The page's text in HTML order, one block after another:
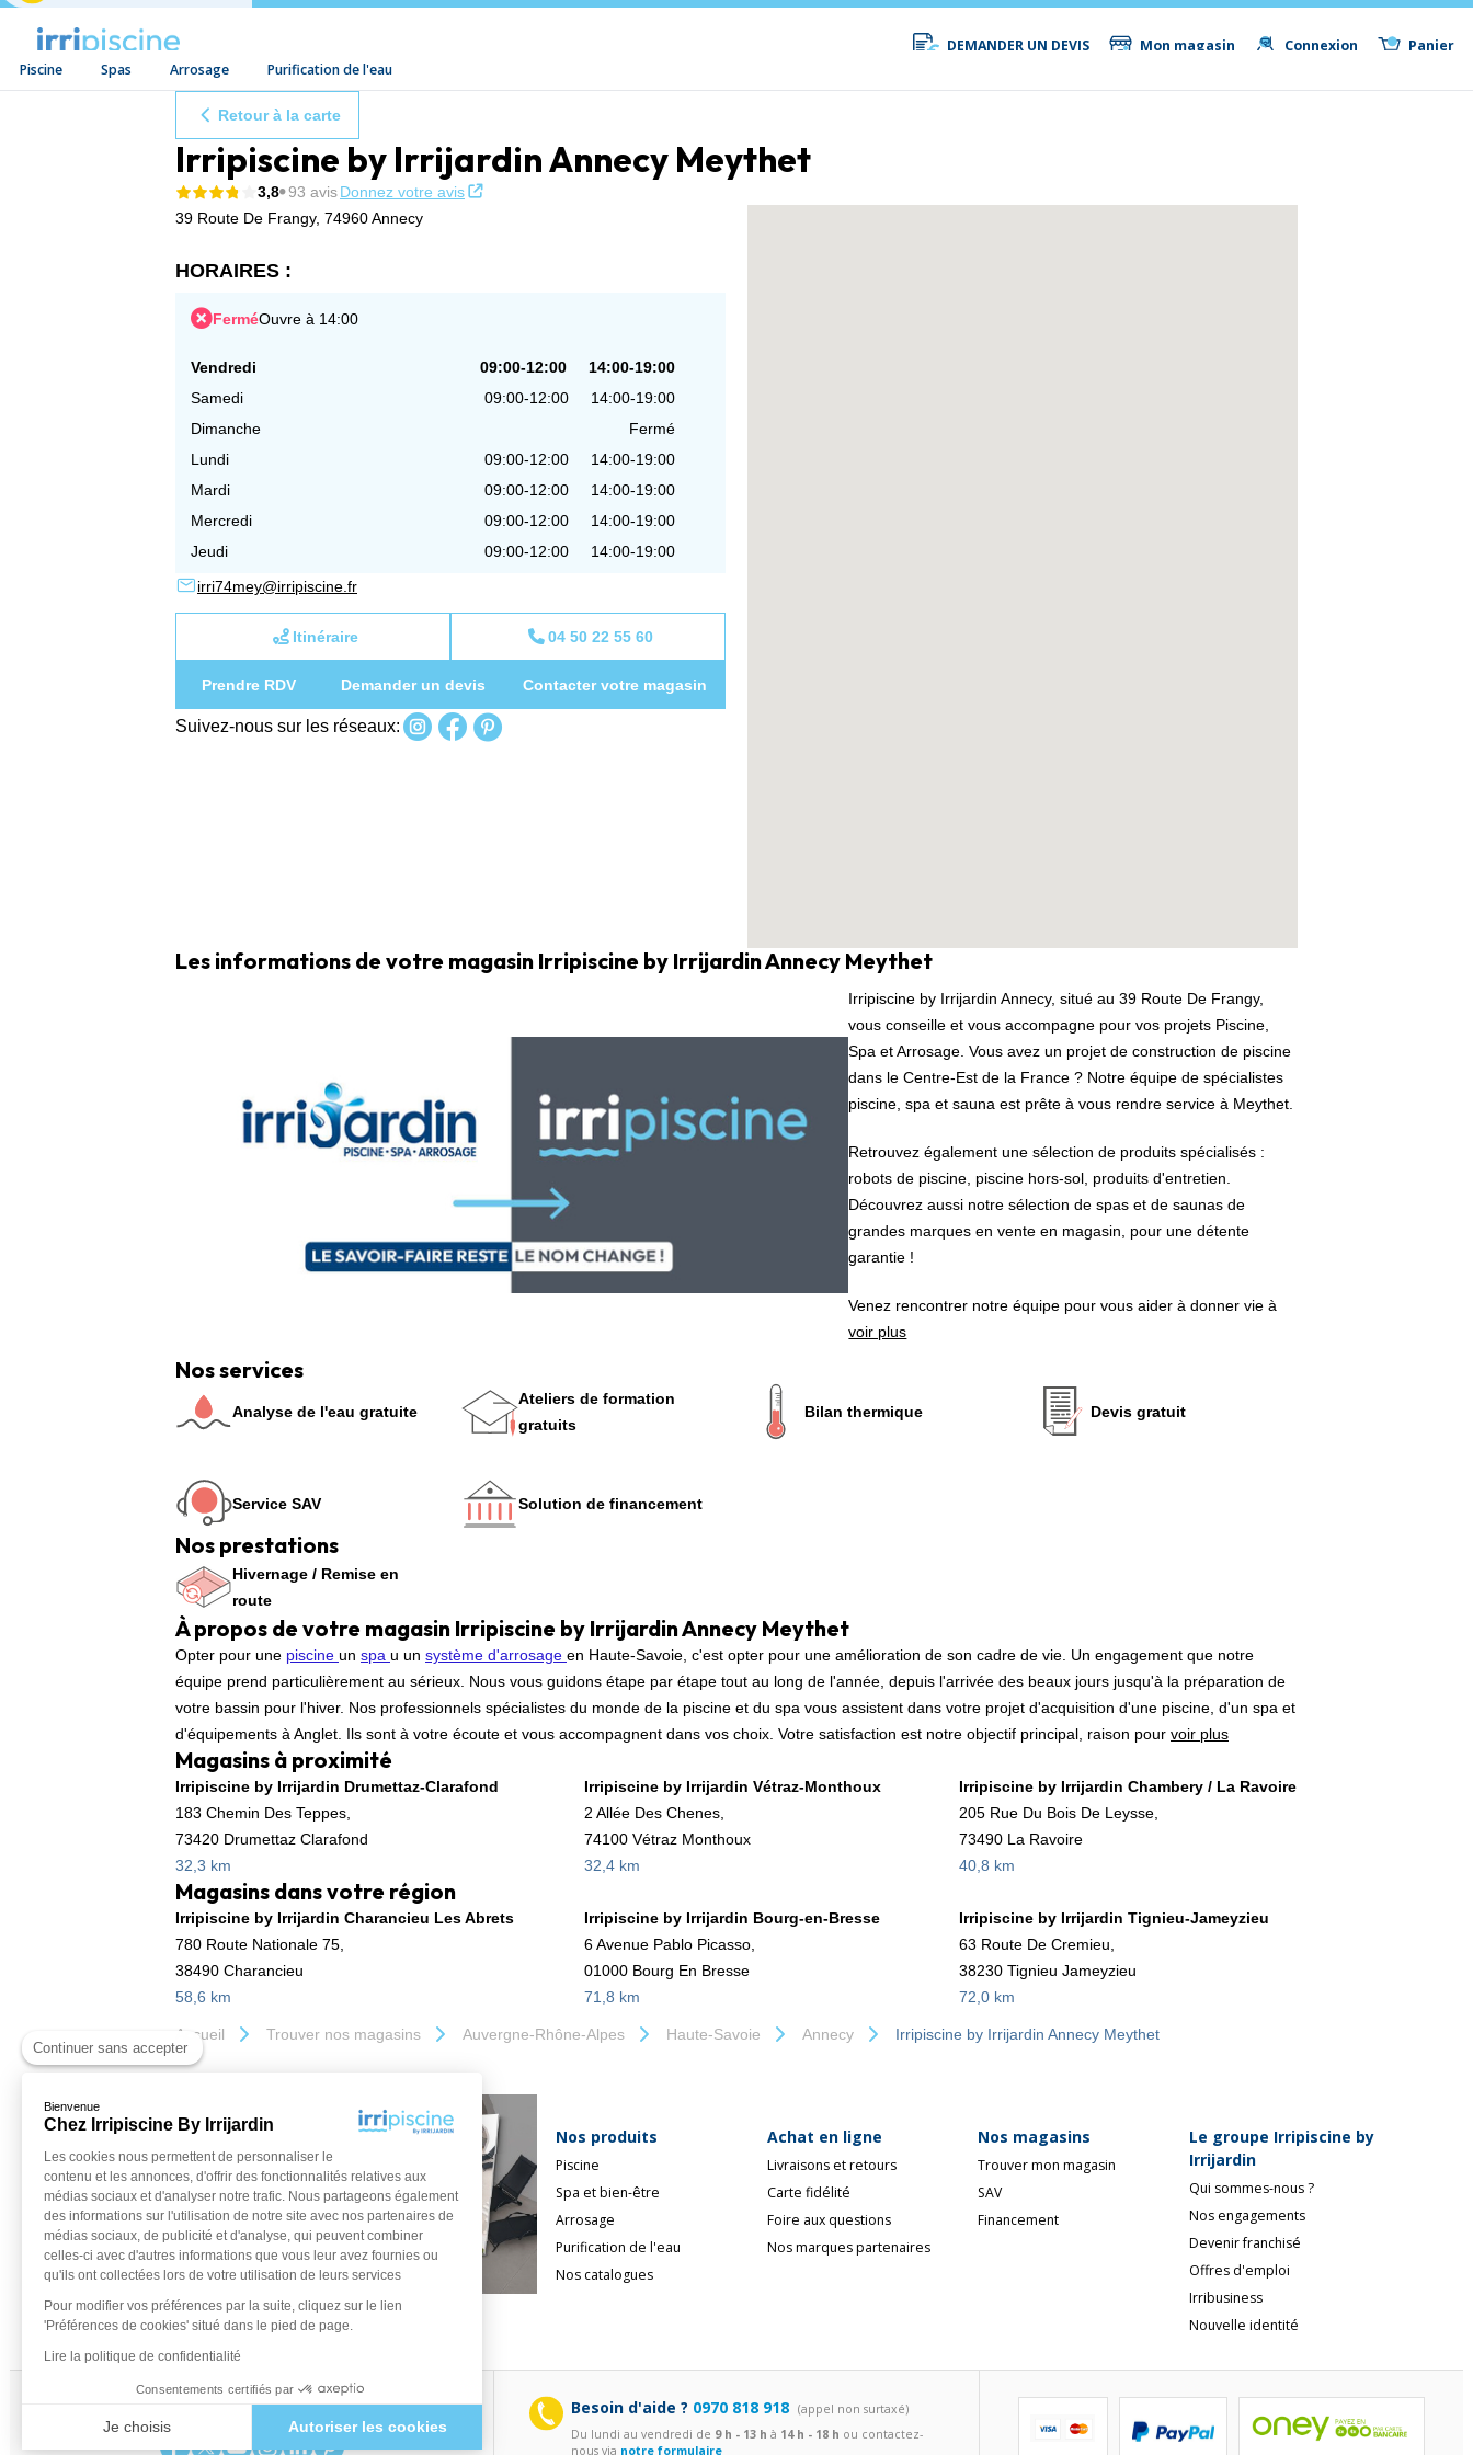
Continuer sans accepter
Bienvenue
Chez Irripiscine By Irrijardin
Les cookies nous permettent de personnaliser le
contenu et les annonces, d'offrir des fonctionnalités relatives aux
médias sociaux et d'analyser notre trafic. Nous partageons également
des informations sur l'utilisation de notre site avec nos partenaires de
médias sociaux, de publicité et d'analyse, qui peuvent combiner
celles-ci avec d'autres informations que vous leur avez fournies ou
qu'ils ont collectées lors de votre utilisation de leurs services
Pour modifier vos préférences par la suite, cliquez sur le lien
'Préférences de cookies' situé dans le pied de page.
Lire la politique de confidentialité
Consentements certifiés par
Je choisis Autoriser les cookies
DEMANDER UN DEVIS Mon magasin Connexion Panier
Aller au contenu
Piscine Spas Arrosage Purification de l'eau
Retour à la carte
Irripiscine by Irrijardin Annecy Meythet
3,8 93 avisDonnez votre avis
39 Route De Frangy, 74960 Annecy
HORAIRES :
FerméOuvre à 14:00
Vendredi 09:00-12:00
14:00-19:00
Samedi
09:00-12:00
14:00-19:00
Dimanche
Fermé
Lundi
09:00-12:00
14:00-19:00
Mardi
09:00-12:00
14:00-19:00
Mercredi
09:00-12:00
14:00-19:00
Jeudi
09:00-12:00
14:00-19:00
irri74mey@irripiscine.fr
Itinéraire 04 50 22 55 60
Prendre RDV Demander un devis Contacter votre magasin
Suivez-nous sur les réseaux:
Les informations de votre magasin Irripiscine by Irrijardin Annecy Meythet
Irripiscine by Irrijardin Annecy, situé au 39 Route De Frangy,
vous conseille et vous accompagne pour vos projets Piscine,
Spa et Arrosage. Vous avez un projet de construction de piscine
dans le Centre-Est de la France ? Notre équipe de spécialistes
piscine, spa et sauna est prête à vous rendre service à Meythet.
Retrouvez également une sélection de produits spécialisés :
robots de piscine, piscine hors-sol, produits d'entretien.
Découvrez aussi notre sélection de spas et de saunas de
grandes marques en vente en magasin, pour une détente
garantie !
Venez rencontrer notre équipe pour vous aider à donner vie à
voir plus
Nos services
Analyse de l'eau gratuite
Ateliers de formation
gratuits
Bilan thermique Devis gratuit
Service SAV Solution de financement
Nos prestations
Hivernage / Remise en
route
À propos de votre magasin Irripiscine by Irrijardin Annecy Meythet
Opter pour une piscine un spa u un système d'arrosage en Haute-Savoie, c'est opter pour une amélioration de son cadre de vie. Un engagement que notre
équipe prend particulièrement au sérieux. Nous vous guidons étape par étape tout au long de l'année, depuis l'arrivée des beaux jours jusqu'à la préparation de
votre bassin pour l'hiver. Nos professionnels spécialistes du monde de la piscine et du spa vous assistent dans votre projet d'acquisition d'une piscine, d'un spa et
d'équipements à Anglet. Ils sont à votre écoute et vous accompagnent dans vos choix. Votre satisfaction est notre objectif principal, raison pour voir plus
Magasins à proximité
Irripiscine by Irrijardin Drumettaz-Clarafond
183 Chemin Des Teppes,
73420 Drumettaz Clarafond
32,3 km
Irripiscine by Irrijardin Vétraz-Monthoux
2 Allée Des Chenes,
74100 Vétraz Monthoux
32,4 km
Irripiscine by Irrijardin Chambery / La Ravoire
205 Rue Du Bois De Leysse,
73490 La Ravoire
40,8 km
Magasins dans votre région
Irripiscine by Irrijardin Charancieu Les Abrets
780 Route Nationale 75,
38490 Charancieu
58,6 km
Irripiscine by Irrijardin Bourg-en-Bresse
6 Avenue Pablo Picasso,
01000 Bourg En Bresse
71,8 km
Irripiscine by Irrijardin Tignieu-Jameyzieu
63 Route De Cremieu,
38230 Tignieu Jameyzieu
72,0 km
Accueil Trouver nos magasins Auvergne-Rhône-Alpes Haute-Savoie Annecy Irripiscine by Irrijardin Annecy Meythet
Nos produits
Piscine
Spa et bien-être
Arrosage
Purification de l'eau
Nos catalogues
Achat en ligne
Livraisons et retours
Carte fidélité
Foire aux questions
Nos marques partenaires
Nos magasins
Trouver mon magasin
SAV
Financement
Le groupe Irripiscine by
Irrijardin
Qui sommes-nous ?
Nos engagements
Devenir franchisé
Offres d'emploi
Irribusiness
Nouvelle identité
Retrouvez-nous sur les réseaux ! Besoin d'aide ? 0970 818 918 (appel non surtaxé)
Du lundi au vendredi de 9 h - 13 hà 14 h - 18 h ou contactez-
nous via notre formulaire